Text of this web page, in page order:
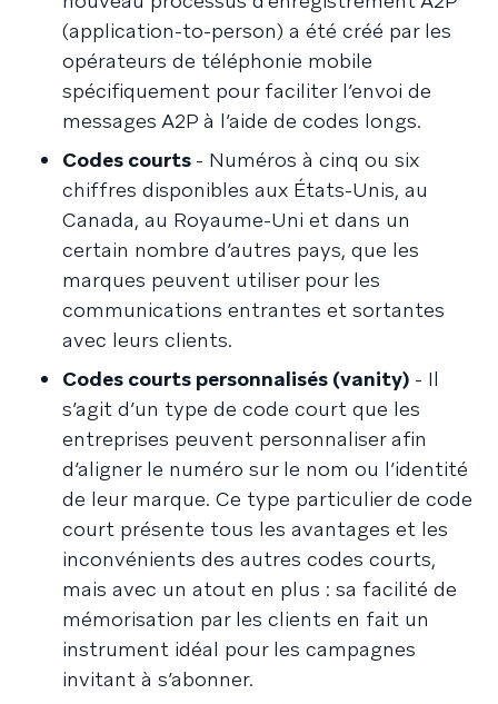
(application-to-person) a été créé par les
opérateurs de téléphonie mobile
spécifiquement pour faciliter l’envoi de
messages A2P à l’aide de codes longs.
Codes courts - Numéros à cinq ou six
chiffres disponibles aux États-Unis, au
Canada, au Royaume-Uni et dans un
certain nombre d’autres pays, que les
marques peuvent utiliser pour les
communications entrantes et sortantes
avec leurs clients.
Codes courts personnalisés (vanity) - Il
s’agit d’un type de code court que les
entreprises peuvent personnaliser afin
d’aligner le numéro sur le nom ou l’identité
de leur marque. Ce type particulier de code
court présente tous les avantages et les
inconvénients des autres codes courts,
mais avec un atout en plus : sa facilité de
mémorisation par les clients en fait un
instrument idéal pour les campagnes
invitant à s’abonner.